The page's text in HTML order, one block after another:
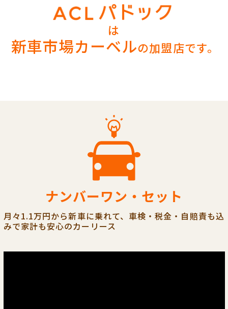
は
新車市場カーベルの加盟店です。
ナンバーワン・セット
月々1.1万円から新車に乗れて、車検・税金・自賠責も込
みで家計も安心のカーリース